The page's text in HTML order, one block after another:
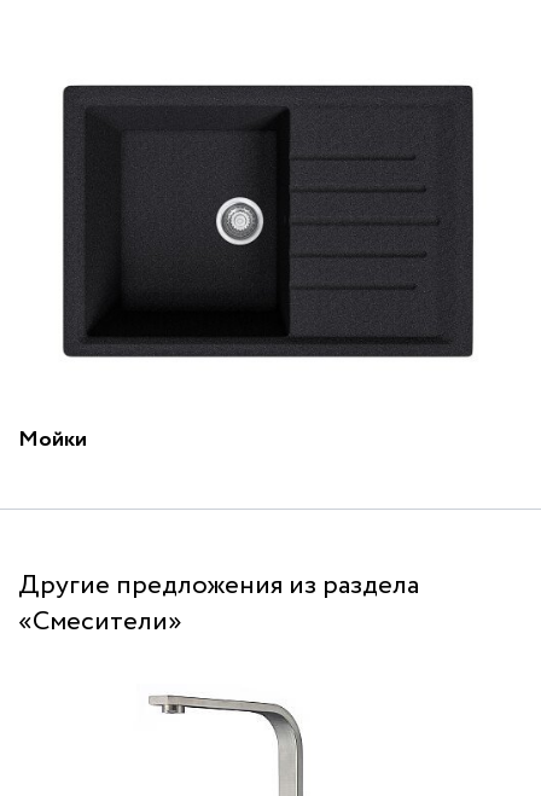
Мойки
Другие предложения из раздела
«Смесители»